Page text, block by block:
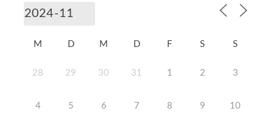
M D M D F S S
28 29 30 31 1 2 3
4 5 6 7 8 9 10